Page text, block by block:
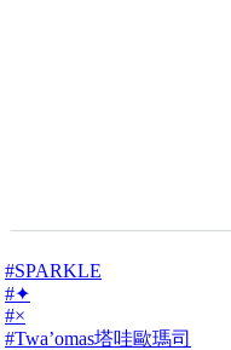
#SPARKLE
#✦
#×
#Twa’omas塔哇歐瑪司